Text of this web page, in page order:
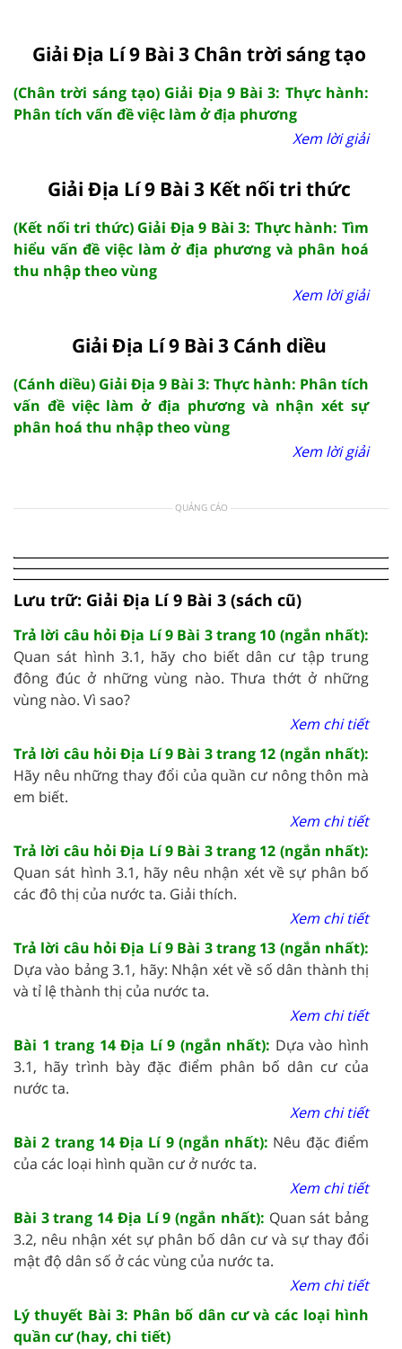
Giải Địa Lí 9 Bài 3 Chân trời sáng tạo
(Chân trời sáng tạo) Giải Địa 9 Bài 3: Thực hành:
Phân tích vấn đề việc làm ở địa phương
Xem lời giải
Giải Địa Lí 9 Bài 3 Kết nối tri thức
(Kết nối tri thức) Giải Địa 9 Bài 3: Thực hành: Tìm
hiểu vấn đề việc làm ở địa phương và phân hoá
thu nhập theo vùng
Xem lời giải
Giải Địa Lí 9 Bài 3 Cánh diều
(Cánh diều) Giải Địa 9 Bài 3: Thực hành: Phân tích
vấn đề việc làm ở địa phương và nhận xét sự
phân hoá thu nhập theo vùng
Xem lời giải
QUẢNG CÁO
Lưu trữ: Giải Địa Lí 9 Bài 3 (sách cũ)
Trả lời câu hỏi Địa Lí 9 Bài 3 trang 10 (ngắn nhất):
Quan sát hình 3.1, hãy cho biết dân cư tập trung
đông đúc ở những vùng nào. Thưa thớt ở những
vùng nào. Vì sao?
Xem chi tiết
Trả lời câu hỏi Địa Lí 9 Bài 3 trang 12 (ngắn nhất):
Hãy nêu những thay đổi của quần cư nông thôn mà
em biết.
Xem chi tiết
Trả lời câu hỏi Địa Lí 9 Bài 3 trang 12 (ngắn nhất):
Quan sát hình 3.1, hãy nêu nhận xét về sự phân bố
các đô thị của nước ta. Giải thích.
Xem chi tiết
Trả lời câu hỏi Địa Lí 9 Bài 3 trang 13 (ngắn nhất):
Dựa vào bảng 3.1, hãy: Nhận xét về số dân thành thị
và tỉ lệ thành thị của nước ta.
Xem chi tiết
Bài 1 trang 14 Địa Lí 9 (ngắn nhất): Dựa vào hình
3.1, hãy trình bày đặc điểm phân bố dân cư của
nước ta.
Xem chi tiết
Bài 2 trang 14 Địa Lí 9 (ngắn nhất): Nêu đặc điểm
của các loại hình quần cư ở nước ta.
Xem chi tiết
Bài 3 trang 14 Địa Lí 9 (ngắn nhất): Quan sát bảng
3.2, nêu nhận xét sự phân bố dân cư và sự thay đổi
mật độ dân số ở các vùng của nước ta.
Xem chi tiết
Lý thuyết Bài 3: Phân bố dân cư và các loại hình
quần cư (hay, chi tiết)